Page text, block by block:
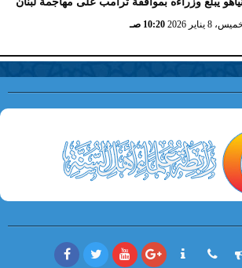
8 يناير 2026 10:20 صـ